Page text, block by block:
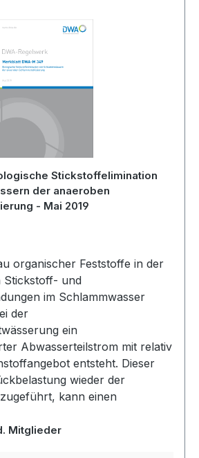
Stickstoffelimination
der anaeroben
- Mai 2019
organischer Feststoffe in der
Stickstoff- und
im Schlammwasser
der
ein
Abwasserteilstrom mit relativ
entsteht. Dieser
wieder der
kann einen
der Belastung des
Kläranlage ausmachen.
Mitglieder